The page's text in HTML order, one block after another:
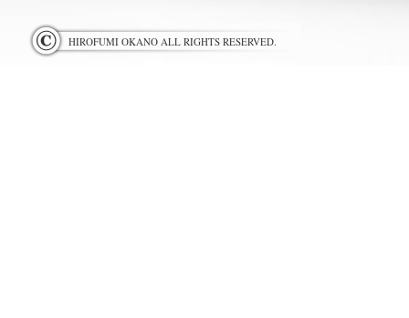
HIROFUMI OKANO ALL RIGHTS RESERVED.